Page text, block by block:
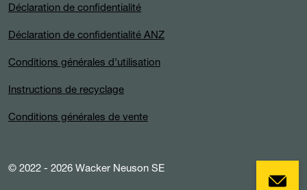
Déclaration de confidentialité
Déclaration de confidentialité ANZ
Conditions générales d'utilisation
Instructions de recyclage
Conditions générales de vente
© 2022 - 2026 Wacker Neuson SE